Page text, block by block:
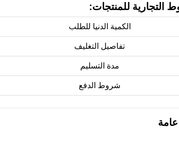
التجارية للمنتجات:
الكمية الدنيا للطلب
تفاصيل التغليف
مدة التسليم
شروط الدفع